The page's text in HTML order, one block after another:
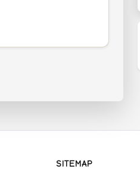
SITEMAP